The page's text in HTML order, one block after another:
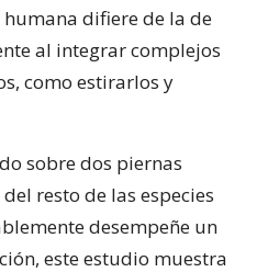
difiere de la de
al integrar complejos
como estirarlos y
sobre dos piernas
resto de las especies
desempeñe un
este estudio muestra